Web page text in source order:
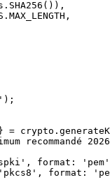
. MAX_LENGTH ,
);
= crypto.
recommandé 2026
, format:
'pem'
'pkcs8' , format: